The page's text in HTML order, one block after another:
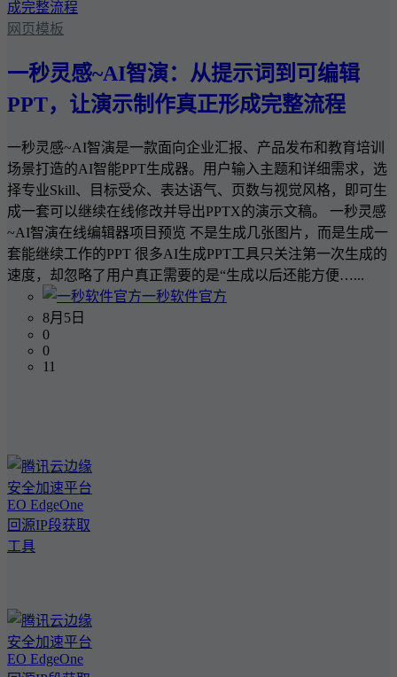
网页模板
一秒灵感~AI智演：从提示词到可编辑
PPT，让演示制作真正形成完整流程
一秒灵感~AI智演是一款面向企业汇报、产品发布和教育培训
场景打造的AI智能PPT生成器。用户输入主题和详细需求，选
择专业Skill、目标受众、表达语气、页数与视觉风格，即可生
成一套可以继续在线修改并导出PPTX的演示文稿。 一秒灵感
~AI智演在线编辑器项目预览 不是生成几张图片，而是生成一
套能继续工作的PPT 很多AI生成PPT工具只关注第一次生成的
速度，却忽略了用户真正需要的是“生成以后还能方便…...
一秒软件官方
8月5日
0
0
11